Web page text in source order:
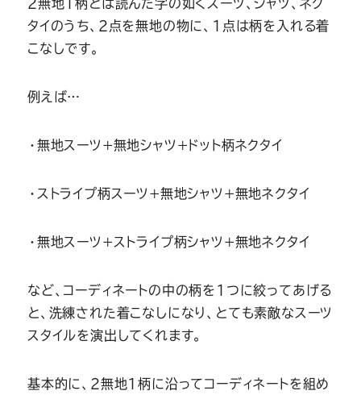
2無地1柄とは読んだ字の如くスーツ、シャツ、ネク
タイのうち、2点を無地の物に、1点は柄を入れる着
こなしです。
例えば…
・無地スーツ+無地シャツ+ドット柄ネクタイ
・ストライプ柄スーツ+無地シャツ+無地ネクタイ
・無地スーツ+ストライプ柄シャツ+無地ネクタイ
など、コーディネートの中の柄を1つに絞ってあげる
と、洗練された着こなしになり、とても素敵なスーツ
スタイルを演出してくれます。
基本的に、2無地1柄に沿ってコーディネートを組め